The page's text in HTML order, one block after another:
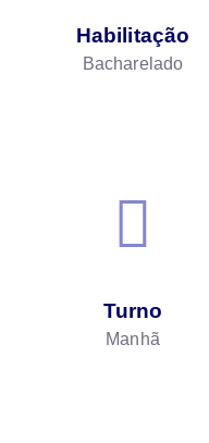
Habilitação
Bacharelado
Turno
Manhã